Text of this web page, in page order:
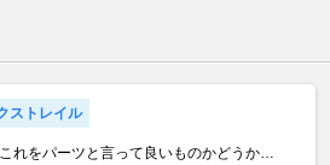
ストレイル
れをパーツと言って良いものかどうか…